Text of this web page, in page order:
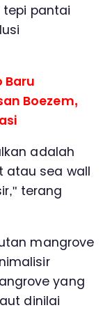
pantai
Baru
Boezem,
adalah
atau sea wall
terang
mangrove
yang
dinilai